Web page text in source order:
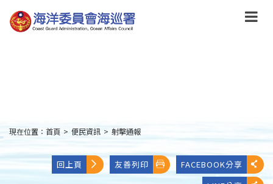
到
主
:::
現在位置： 首頁 > 便民資訊 > 射擊通報
回上頁 友善列印
FACEBOOK分享